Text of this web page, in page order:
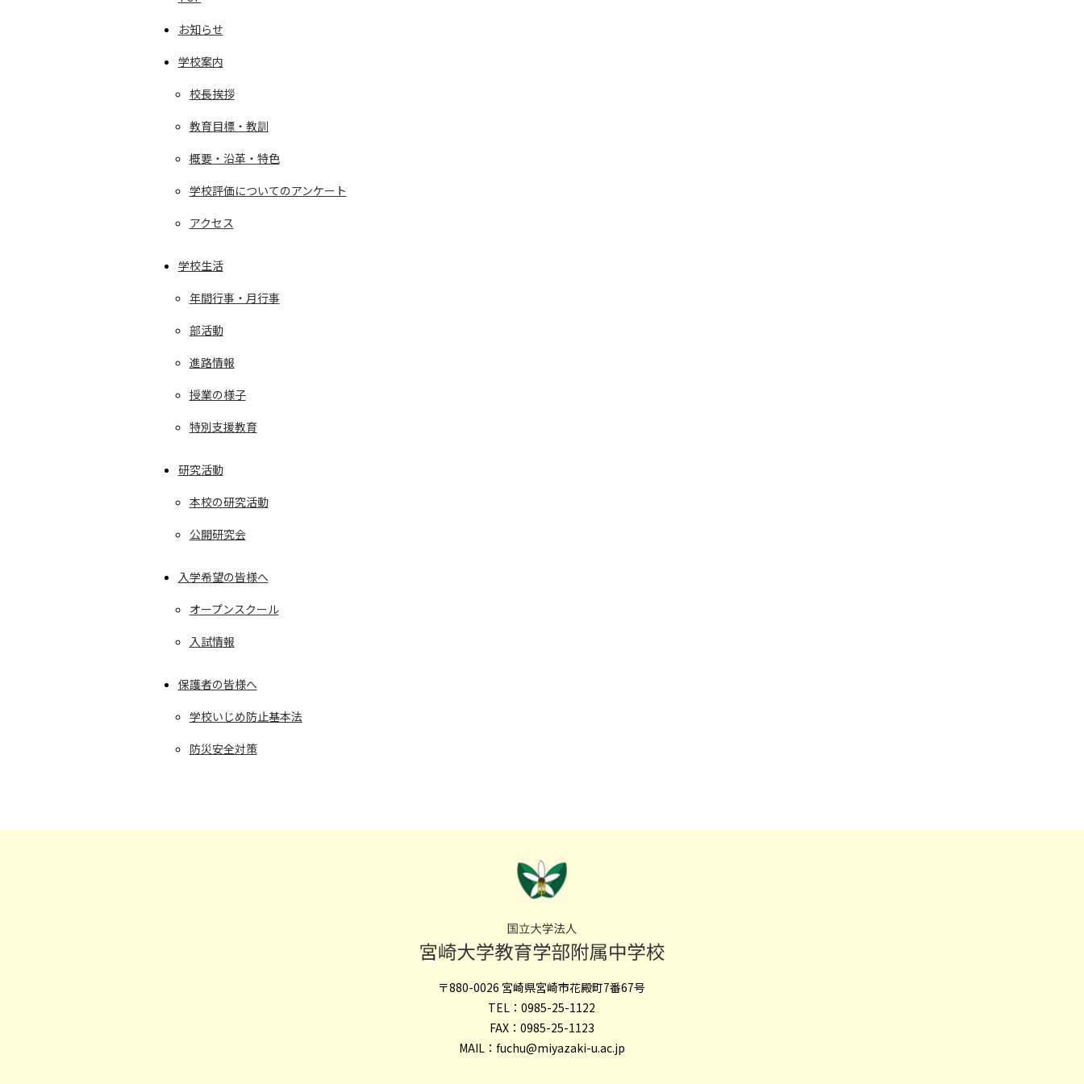
お知らせ
学校案内
校長挨拶
教育目標・教訓
概要・沿革・特色
学校評価についてのアンケート
アクセス
学校生活
年間行事・月行事
部活動
進路情報
授業の様子
特別支援教育
研究活動
本校の研究活動
公開研究会
入学希望の皆様へ
オープンスクール
入試情報
保護者の皆様へ
学校いじめ防止基本法
防災安全対策
〒880-0026 宮崎県宮崎市花殿町7番67号
TEL：0985-25-1122
FAX：0985-25-1123
MAIL：fuchu@miyazaki-u.ac.jp